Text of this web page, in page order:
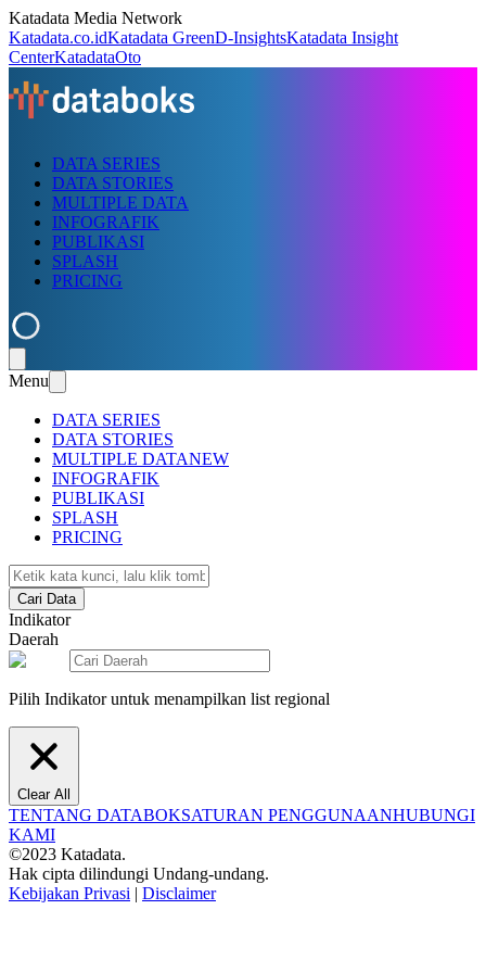
Katadata Media Network
Katadata.co.idKatadata GreenD-InsightsKatadata Insight
CenterKatadataOto
DATA SERIES
DATA STORIES
MULTIPLE DATA
INFOGRAFIK
PUBLIKASI
SPLASH
PRICING
Menu
DATA SERIES
DATA STORIES
MULTIPLE DATANEW
INFOGRAFIK
PUBLIKASI
SPLASH
PRICING
Cari Data
Indikator
Daerah
Pilih Indikator untuk menampilkan list regional
Clear All
TENTANG DATABOKSATURAN PENGGUNAANHUBUNGI
KAMI
©2023 Katadata.
Hak cipta dilindungi Undang-undang.
Kebijakan Privasi | Disclaimer